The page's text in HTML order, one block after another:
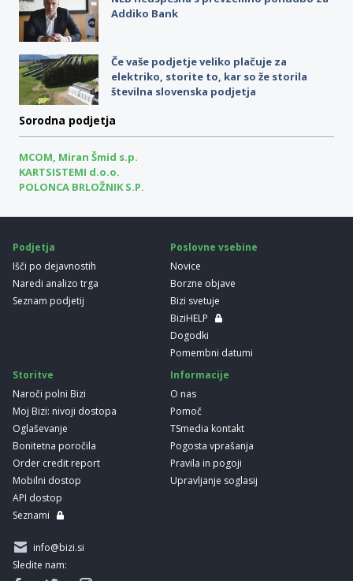
Addiko Bank
Če vaše podjetje veliko plačuje za
elektriko, storite to, kar so že storila
številna slovenska podjetja
Sorodna podjetja
MCOM, Miran Šmid s.p.
KARTSISTEMI d.o.o.
POLONCA BRLOŽNIK S.P.
Podjetja
Išči po dejavnostih
Naredi analizo trga
Seznam podjetij
Poslovne vsebine
Novice
Borzne objave
Bizi svetuje
BiziHELP
Dogodki
Pomembni datumi
Storitve
Naroči polni Bizi
Moj Bizi: nivoji dostopa
Oglaševanje
Bonitetna poročila
Order credit report
Mobilni dostop
API dostop
Seznami
Informacije
O nas
Pomoč
TSmedia kontakt
Pogosta vprašanja
Pravila in pogoji
Upravljanje soglasij
info@bizi.si
Sledite nam: